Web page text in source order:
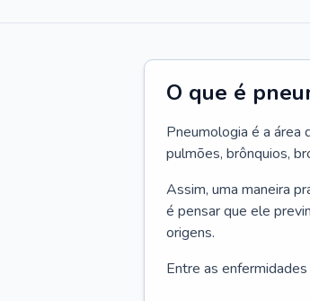
O que é
Pneumologia é a área
pulmões, brônquios,
Assim, uma maneira
é pensar que ele
origens.
Entre as